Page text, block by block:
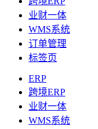
业财一体
WMS系统
订单管理
标签页
ERP
跨境ERP
业财一体
WMS系统